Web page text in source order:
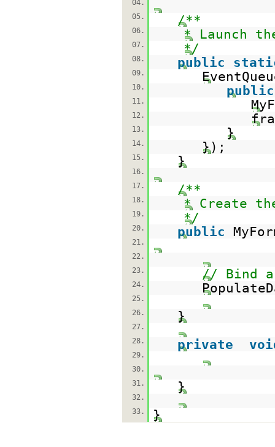
04.
05.
/**
06. * Launch
07. */
08. public
09.
10. public
11.
12.
13. }
14. });
15. }
16.
17.
/**
18. * Create
19. */
20. public
21.
22.
23.
// Bind
24.
25.
26.
}
27.
28.
private
29.
30.
31.
}
32.
33.
}